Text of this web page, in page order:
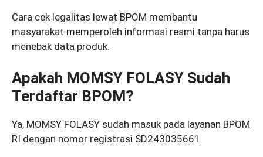
Cara cek legalitas lewat BPOM membantu
masyarakat memperoleh informasi resmi tanpa harus
menebak data produk.
Apakah MOMSY FOLASY Sudah
Terdaftar BPOM?
Ya, MOMSY FOLASY sudah masuk pada layanan BPOM
RI dengan nomor registrasi SD243035661.